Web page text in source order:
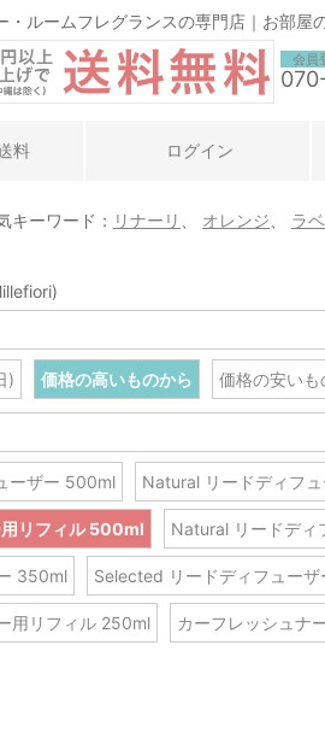
・ルームフレグランスの専門店｜お部屋
会員
料 ログイン
キーワード： リナーリ オレンジ ラ
) 価格の高いものから 価格の安いも
ーザー 500ml Natural リードディフ
リフィル 500ml Natural リードディ
350ml Selected リードディフュー
用リフィル 250ml カーフレッシュナ